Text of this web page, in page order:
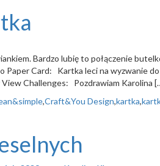
Bardzo lubię to połączenie
Paper Card: Kartka leci na wyzwanie
Challenges: Pozdrawiam Karolina
,Craft&You Design,kartka,